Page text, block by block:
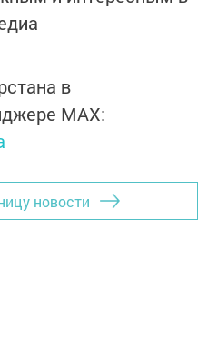
в
MАХ:
новости